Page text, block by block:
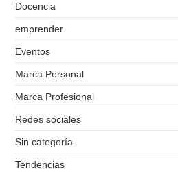
Docencia
emprender
Eventos
Marca Personal
Marca Profesional
Redes sociales
Sin categoría
Tendencias